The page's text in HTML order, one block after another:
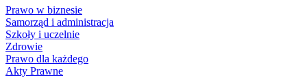
Prawo w biznesie
Samorząd i administracja
Szkoły i uczelnie
Zdrowie
Prawo dla każdego
Akty Prawne